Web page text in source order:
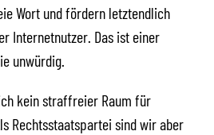
Wort und fördern letztendlich
Internetnutzer. Das ist einer
unwürdig.
kein straffreier Raum für
Rechtsstaatspartei sind wir aber